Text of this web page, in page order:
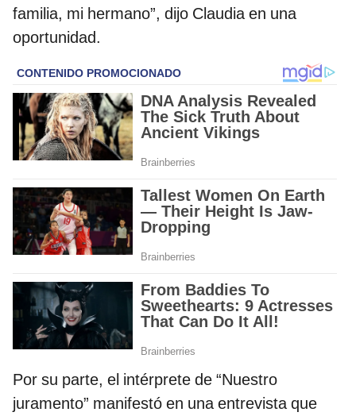
familia, mi hermano”, dijo Claudia en una
oportunidad.
Por su parte, el intérprete de “Nuestro
juramento” manifestó en una entrevista que